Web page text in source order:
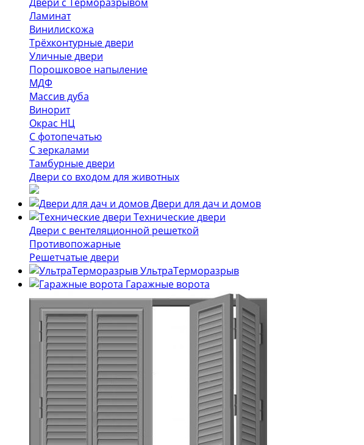
Ламинат
Винилискожа
Трёхконтурные двери
Уличные двери
Порошковое напыление
МДФ
Массив дуба
Винорит
Окрас НЦ
С фотопечатью
С зеркалами
Тамбурные двери
Двери со входом для животных
Двери для дач и домов
Технические двери
Двери с вентеляционной решеткой
Противопожарные
Решетчатые двери
УльтраТерморазрыв
Гаражные ворота